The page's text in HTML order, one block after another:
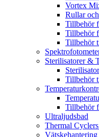
Vortex
Rullar
Tillbehör
Tillbehör
Tillbehör
Sterilisatorer &
Tillbehör
Tillbehör
Ultraljudsbad
Thermal
Vätskehantering